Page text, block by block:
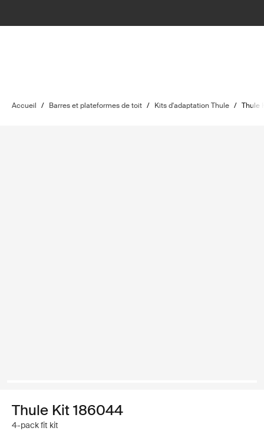
Accueil / Barres et plateformes de toit / Kits d'adaptation Thule / Thule
Thule Kit 186044
4-pack fit kit